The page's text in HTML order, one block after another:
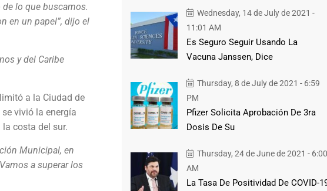
lo que buscamos.
en un papel”, dijo el
y del Caribe
a la Ciudad de
vivió la energía
costa del sur.
Municipal, en
a superar los
Wednesday, 14 de July de 2021 -
11:01 AM
Es Seguro Seguir Usando La
Vacuna Janssen, Dice
Thursday, 8 de July de 2021 - 6:59
PM
Pfizer Solicita Aprobación De 3ra
Dosis De Su
Thursday, 24 de June de 2021 - 6:00
AM
La Tasa De Positividad De COVID-